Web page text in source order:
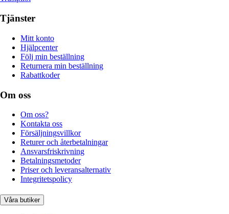
Tjänster
Mitt konto
Hjälpcenter
Följ min beställning
Returnera min beställning
Rabattkoder
Om oss
Om oss?
Kontakta oss
Försäljningsvillkor
Returer och återbetalningar
Ansvarsfriskrivning
Betalningsmetoder
Priser och leveransalternativ
Integritetspolicy
Våra butiker